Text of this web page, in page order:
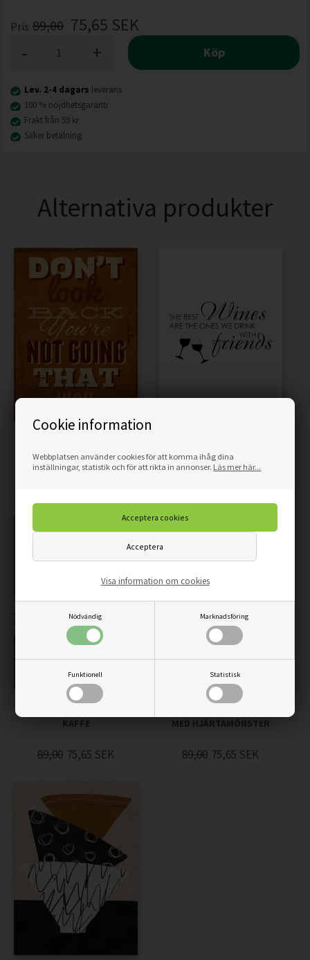
Cookie information
Webbplatsen använder cookies för att komma ihåg dina
inställningar, statistik och för att rikta in annonser. Läs mer här...
Nödvändig Marknadsföring
Funktionell Statistisk
Visa information om cookies
Pris 89,00 75,65 SEK
+
- Köp
Lev. 2-4 dagars leverans
100 % nöjdhetsgaranti
Frakt från 59 kr
Säker betalning
Alternativa produkter
BACK
IS WITH FRIENDS
KAFFE
89,00 75,65 SEK
MED HJÄRTAMÖNSTER
89,00 75,65 SEK